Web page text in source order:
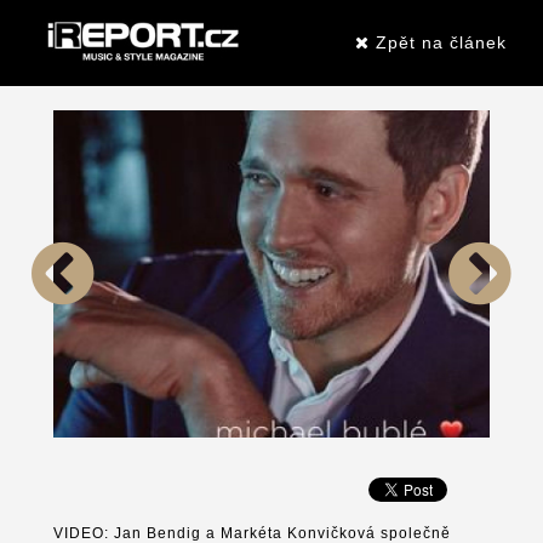
Zpět na článek
VIDEO: Jan Bendig a Markéta Konvičková společně